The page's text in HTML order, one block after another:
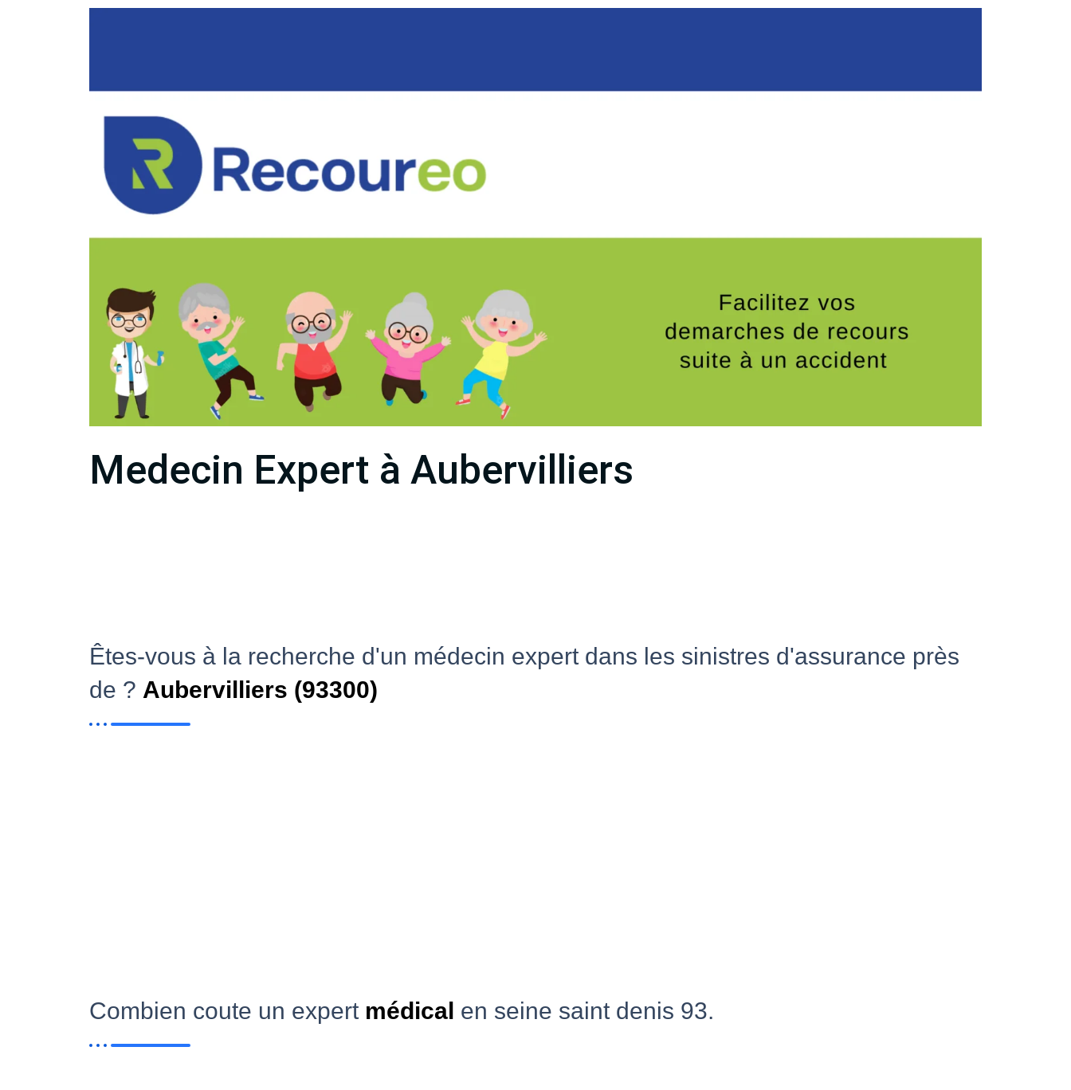
Medecin Expert à Aubervilliers
Êtes-vous à la recherche d'un médecin expert dans les sinistres d'assurance près
de ? Aubervilliers (93300)
Combien coute un expert médical en seine saint denis 93.